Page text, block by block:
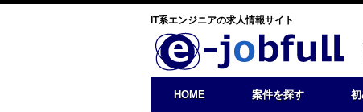
IT系エンジニアの求人情報サイト
HOME 案件を探す